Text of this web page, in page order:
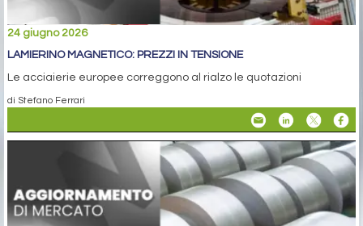
24 giugno 2026
LAMIERINO MAGNETICO: PREZZI IN TENSIONE
Le acciaierie europee correggono al rialzo le quotazioni
di Stefano Ferrari